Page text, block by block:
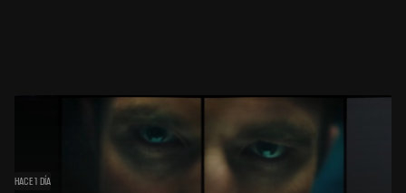
HACE 1 DÍA